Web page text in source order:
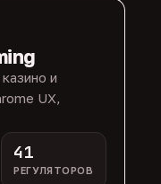
и
UX,
41
РЕГУЛЯТОРОВ